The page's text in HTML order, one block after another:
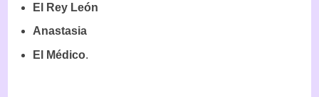
El Rey León
Anastasia
El Médico.